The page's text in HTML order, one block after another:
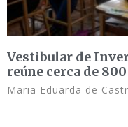
Vestibular de
reúne cerca de
Maria Eduarda de